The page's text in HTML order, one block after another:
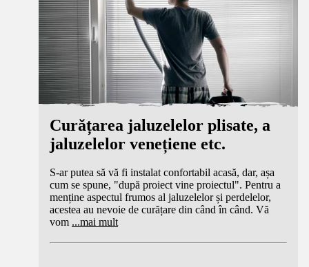
Curățarea jaluzelelor plisate, a
jaluzelelor venețiene etc.
S-ar putea să vă fi instalat confortabil acasă, dar, așa
cum se spune, "după proiect vine proiectul". Pentru a
menține aspectul frumos al jaluzelelor și perdelelor,
acestea au nevoie de curățare din când în când. Vă
vom ...mai mult